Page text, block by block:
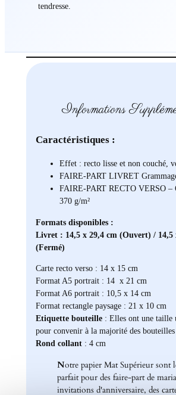
tendresse.
Informations
Caractéristiques :
Effet : recto lisse et non couché,
FAIRE-PART LIVRET
FAIRE-PART RECTO VERSO –
370 g/m²
Formats disponibles :
Livret : 14,5 x 29,4 cm (Ouvert) / 14,5
(Fermé)
Carte recto verso : 14 x 15 cm
Format A5 portrait : 14 x 21 cm
Format A6 portrait : 10,5 x 14 cm
Format rectangle paysage : 21 x 10 cm
Etiquette bouteille: Elles ont une taille
pour convenir à la majorité des
Rond collant : 4 cm
Notre papier Mat Supérieur sont
parfait pour des faire-part de
invitations d'anniversaire, des